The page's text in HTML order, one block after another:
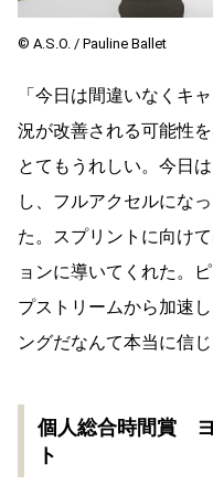
©︎ A.S.O. / Pauline Ballet
「今日は間違いなくキ
況が改善される可能性
とてもうれしい。今日
し、フルアクセルにな
た。スプリントに向け
ョンに導いてくれた。
プストリームから加速
ングだなんて本当に信じ
個人総合時間賞
ト